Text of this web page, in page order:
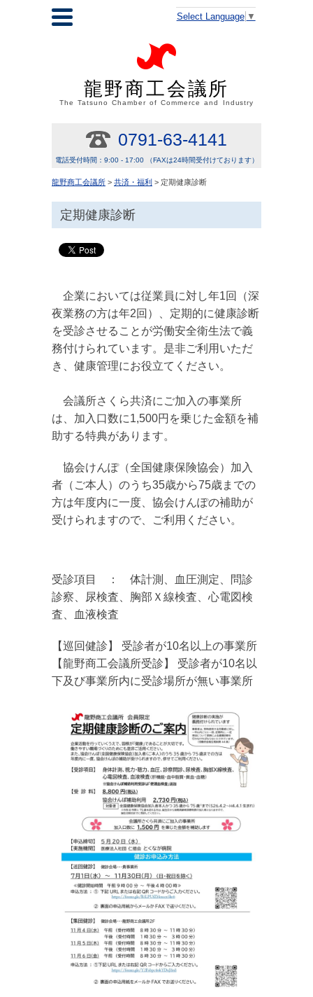
Select Language ▼
龍野商工会議所
The Tatsuno Chamber of Commerce and Industry
0791-63-4141
電話受付時間：9:00 - 17:00 （FAXは24時間受付けております）
龍野商工会議所 > 共済・福利 > 定期健康診断
定期健康診断
企業においては従業員に対し年1回（深
夜業務の方は年2回）、定期的に健康診断
を受診させることが労働安全衛生法で義
務付けられています。是非ご利用いただ
き、健康管理にお役立てください。
会議所さくら共済にご加入の事業所
は、加入口数に1,500円を乗じた金額を補
助する特典があります。
協会けんぽ（全国健康保険協会）加入
者（ご本人）のうち35歳から75歳までの
方は年度内に一度、協会けんぽの補助が
受けられますので、ご利用ください。
受診項目 ： 体計測、血圧測定、問診
診察、尿検査、胸部Ｘ線検査、心電図検
査、血液検査
【巡回健診】 受診者が10名以上の事業所
【龍野商工会議所受診】 受診者が10名以
下及び事業所内に受診場所が無い事業所